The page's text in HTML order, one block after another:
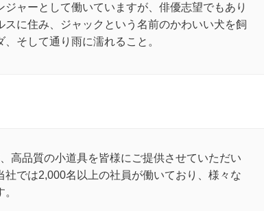
ャーとして働いていますが、俳優志望でもあり
に住み、ジャックという名前のかわいい犬を飼
そして通り雨に濡れること。
高品質の小道具を皆様にご提供させていただい
では2,000名以上の社員が働いており、様々な